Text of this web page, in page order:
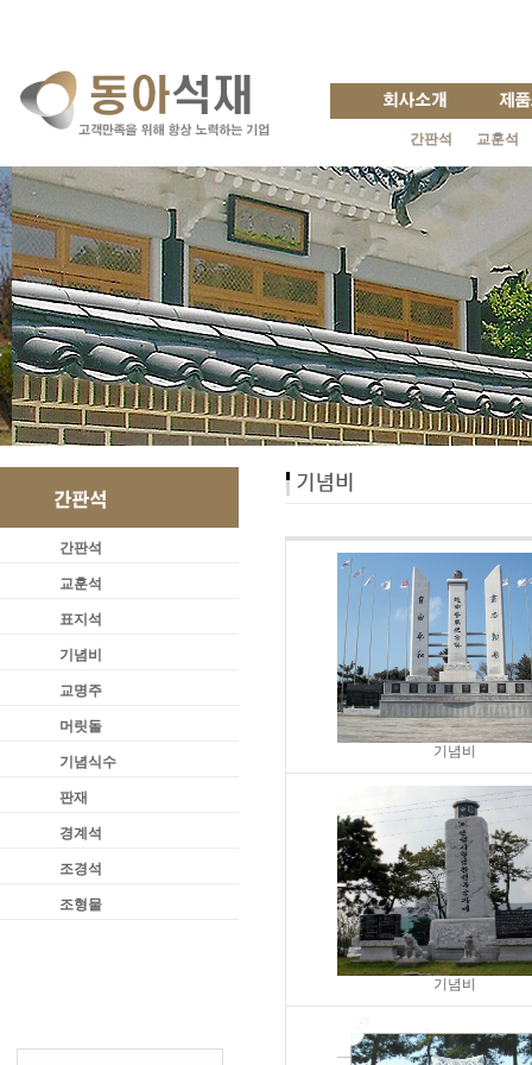
간판석 교훈석
간판석
교훈석
표지석
기념비
교명주
머릿돌
기념식수
판재
경계석
조경석
조형물
기념비
기념비